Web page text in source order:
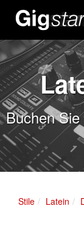
Buchen
Stile Latein